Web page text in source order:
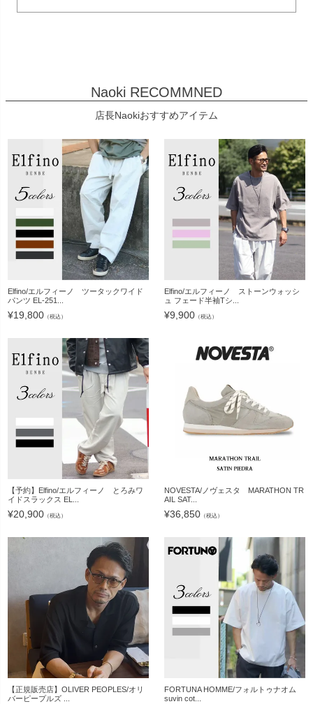
Naoki RECOMMNED
店長Naokiおすすめアイテム
Elfino/エルフィーノ ツータックワイド
パンツ EL-251...
¥19,800 （税込）
Elfino/エルフィーノ ストーンウォッシ
ュ フェード半袖Tシ...
¥9,900 （税込）
【予約】Elfino/エルフィーノ とろみワ
イドスラックス EL...
¥20,900 （税込）
NOVESTA/ノヴェスタ MARATHON TR
AIL SAT...
¥36,850 （税込）
【正規販売店】OLIVER PEOPLES/オリ
バーピープルズ ...
FORTUNA HOMME/フォルトゥナオム
suvin cot...